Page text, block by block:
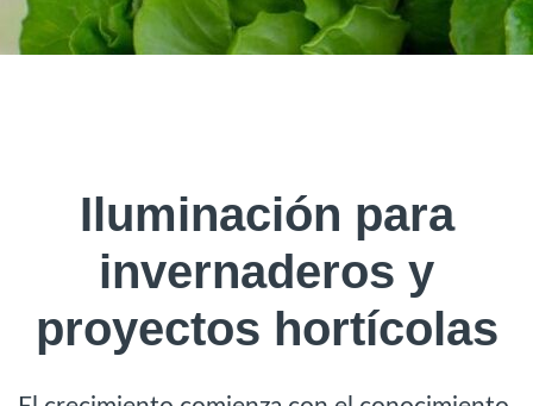
Iluminación para
invernaderos y
proyectos hortícolas